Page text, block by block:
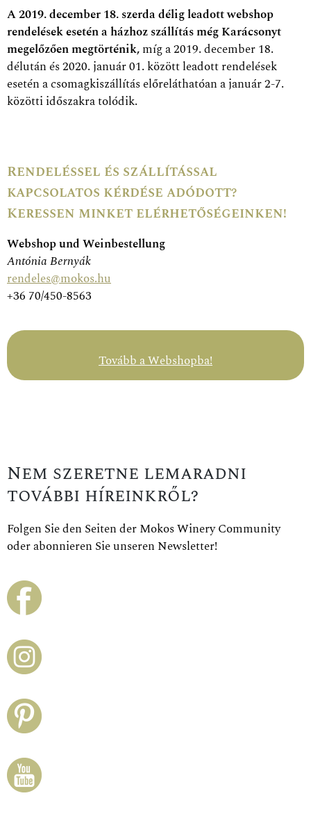
A 2019. december 18. szerda délig leadott webshop
rendelések esetén a házhoz szállítás még Karácsonyt
megelőzően megtörténik,míg a 2019. december 18.
délután és 2020. január 01. között leadott rendelések
esetén a csomagkiszállítás előreláthatóan a január 2-7.
közötti időszakra tolódik.
Rendeléssel és szállítással
kapcsolatos kérdése adódott?
Keressen minket elérhetőségeinken!
Webshop und Weinbestellung
Antónia Bernyák
rendeles@mokos.hu
+36 70/450-8563
Tovább a Webshopba!
Nem szeretne lemaradni
további híreinkről?
Folgen Sie den Seiten der Mokos Winery Community
oder abonnieren Sie unseren Newsletter!